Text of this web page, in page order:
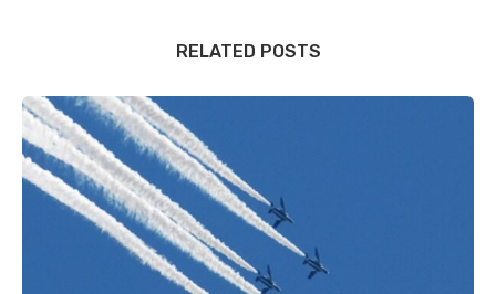
RELATED POSTS